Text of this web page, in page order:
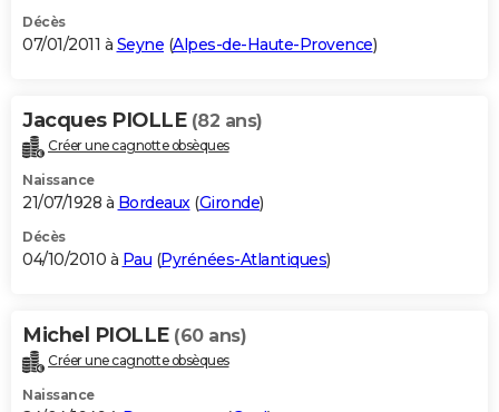
Décès
07/01/2011 à Seyne (Alpes-de-Haute-Provence)
Jacques PIOLLE (82 ans)
Créer une cagnotte obsèques
Naissance
21/07/1928 à Bordeaux(Gironde)
Décès
04/10/2010 à Pau (Pyrénées-Atlantiques)
Michel PIOLLE (60 ans)
Créer une cagnotte obsèques
Naissance